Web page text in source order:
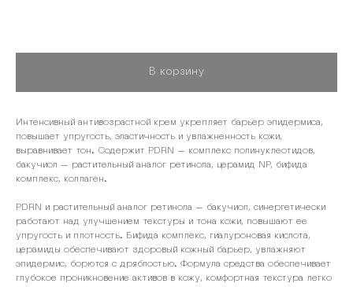
В корзину
Интенсивный антивозрастной крем укрепляет барьер эпидермиса,
повышает упругость, эластичность и увлажненность кожи,
выравнивает тон. Содержит PDRN – комплекс полинуклеотидов,
бакучиол – растительный аналог ретинола, церамид NP, бифида
комплекс, коллаген.
PDRN и растительный аналог ретинола – бакучиол, синергетически
работают над улучшением текстуры и тона кожи, повышают ее
упругость и плотность. Бифида комплекс, гиалуроновая кислота,
церамиды обеспечивают здоровый кожный барьер, увлажняют
эпидермис, борются с дряблостью. Формула средства обеспечивает
глубокое проникновение активов в кожу, комфортная текстура легко